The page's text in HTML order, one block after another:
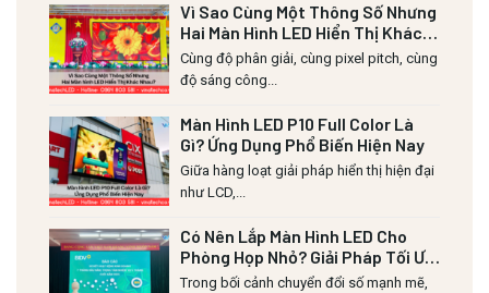
Vì Sao Cùng Một Thông Số Nhưng
Hai Màn Hình LED Hiển Thị Khác
Nhau?
Cùng độ phân giải, cùng pixel pitch, cùng
độ sáng công...
Màn Hình LED P10 Full Color Là
Gì? Ứng Dụng Phổ Biến Hiện Nay
Giữa hàng loạt giải pháp hiển thị hiện đại
như LCD,...
Có Nên Lắp Màn Hình LED Cho
Phòng Họp Nhỏ? Giải Pháp Tối Ưu
Diện Tích & Chi Phí
Trong bối cảnh chuyển đổi số mạnh mẽ,